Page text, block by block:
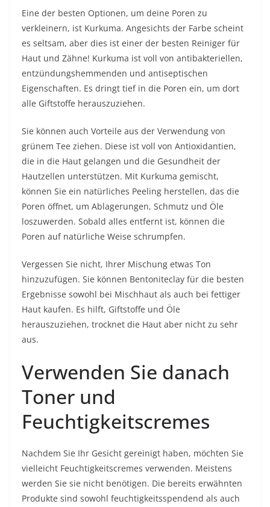
Eine der besten Optionen, um deine Poren zu
verkleinern, ist Kurkuma. Angesichts der Farbe scheint
es seltsam, aber dies ist einer der besten Reiniger für
Haut und Zähne! Kurkuma ist voll von antibakteriellen,
entzündungshemmenden und antiseptischen
Eigenschaften. Es dringt tief in die Poren ein, um dort
alle Giftstoffe herauszuziehen.
Sie können auch Vorteile aus der Verwendung von
grünem Tee ziehen. Diese ist voll von Antioxidantien,
die in die Haut gelangen und die Gesundheit der
Hautzellen unterstützen. Mit Kurkuma gemischt,
können Sie ein natürliches Peeling herstellen, das die
Poren öffnet, um Ablagerungen, Schmutz und Öle
loszuwerden. Sobald alles entfernt ist, können die
Poren auf natürliche Weise schrumpfen.
Vergessen Sie nicht, Ihrer Mischung etwas Ton
hinzuzufügen. Sie können Bentoniteclay für die besten
Ergebnisse sowohl bei Mischhaut als auch bei fettiger
Haut kaufen. Es hilft, Giftstoffe und Öle
herauszuziehen, trocknet die Haut aber nicht zu sehr
aus.
Verwenden Sie danach
Toner und
Feuchtigkeitscremes
Nachdem Sie Ihr Gesicht gereinigt haben, möchten Sie
vielleicht Feuchtigkeitscremes verwenden. Meistens
werden Sie sie nicht benötigen. Die bereits erwähnten
Produkte sind sowohl feuchtigkeitsspendend als auch